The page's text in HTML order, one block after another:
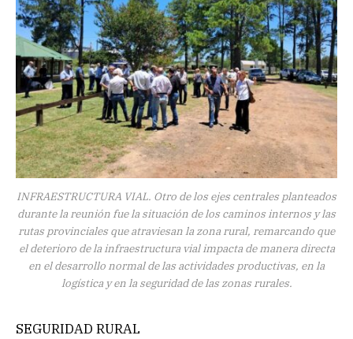
INFRAESTRUCTURA VIAL. Otro de los ejes centrales planteados
durante la reunión fue la situación de los caminos internos y las
rutas provinciales que atraviesan la zona rural, remarcando que
el deterioro de la infraestructura vial impacta de manera directa
en el desarrollo normal de las actividades productivas, en la
logística y en la seguridad de las zonas rurales.
SEGURIDAD RURAL